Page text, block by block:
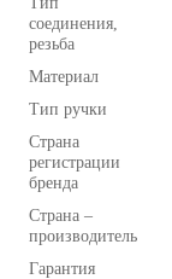
соединения,
резьба
Материал
Тип ручки
Страна
регистрации
бренда
Страна –
производитель
Гарантия